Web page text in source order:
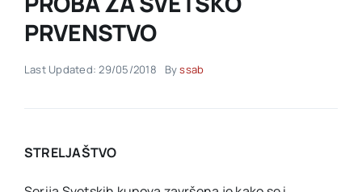
Akti SSAB
PRVENSTVO
Last Updated: 29/05/2018 Byssab
STRELJAŠTVO